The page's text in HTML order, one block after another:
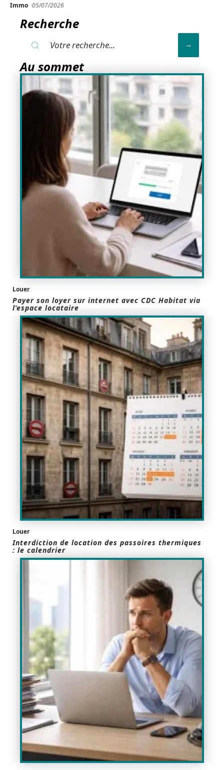
Immo 05/07/2026
Recherche
Au sommet
Louer
Payer son loyer sur internet avec CDC Habitat via
l’espace locataire
Louer
Interdiction de location des passoires thermiques
: le calendrier